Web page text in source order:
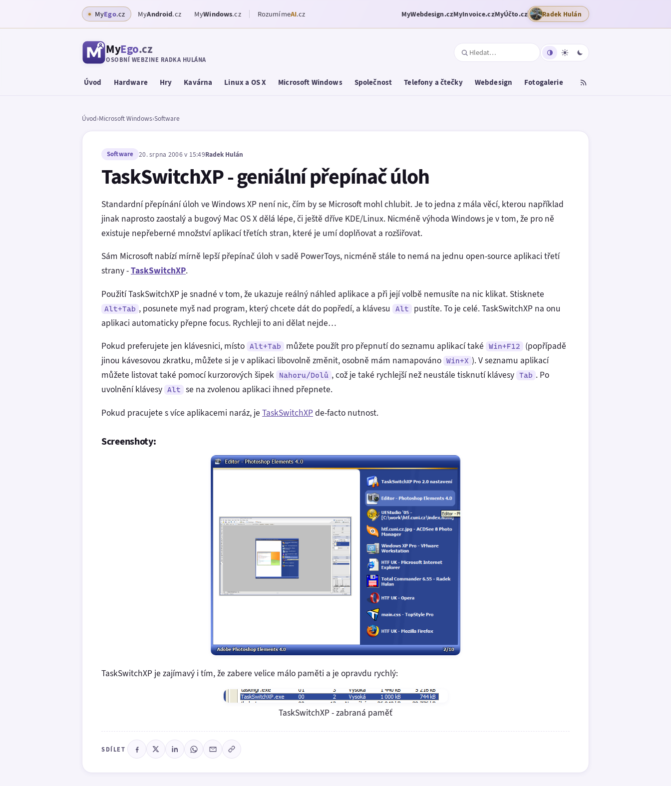
MyEgo.cz MyAndroid.cz MyWindows.cz RozumímeAI.cz MyWebdesign.czMyInvoice.czMyÚčto.cz Radek Hulán
MyEgo.cz
OSOBNÍ WEBZINE RADKA HULÁNA
Úvod Hardware Hry Kavárna Linux a OS X Microsoft Windows Společnost Telefony a čtečky Webdesign Fotogalerie
Úvod›Microsoft Windows›Software
Software 20. srpna 2006 v 15:49Radek Hulán
TaskSwitchXP - geniální přepínač úloh
Standardní přepínání úloh ve Windows XP není nic, čím by se Microsoft mohl chlubit. Je to jedna z mála věcí, kterou například
jinak naprosto zaostalý a bugový Mac OS X dělá lépe, či ještě dříve KDE/Linux. Nicméně výhoda Windows je v tom, že pro ně
existuje nepřeberné množství aplikací třetích stran, které je umí doplňovat a rozšiřovat.
Sám Microsoft nabízí mírně lepší přepínač úloh v sadě PowerToys, nicméně stále to nemá na jednu open-source aplikaci třetí
strany -TaskSwitchXP.
Použití TaskSwitchXP je snadné v tom, že ukazuje reálný náhled aplikace a při její volbě nemusíte na nic klikat. Stisknete
Alt+Tab , posunete myš nad program, který chcete dát do popředí, a klávesu Alt
pustíte. To je celé. TaskSwitchXP na onu
aplikaci automaticky přepne focus. Rychleji to ani dělat nejde…
Pokud preferujete jen klávesnici, místo Alt+Tab můžete použít pro přepnutí do seznamu aplikací také Win+F12
(popřípadě
jinou kávesovou zkratku, můžete si je v aplikaci libovolně změnit, osobně mám namapováno Win+X ). V seznamu aplikací
můžete listovat také pomocí kurzorových šipek
Nahoru/Dolů , což je také rychlejší než neustále tisknutí klávesy Tab . Po
uvolnění klávesy Alt
se na zvolenou aplikaci ihned přepnete.
Pokud pracujete s více aplikacemi naráz, je TaskSwitchXPde-facto nutnost.
Screenshoty:
TaskSwitchXP je zajímavý i tím, že zabere velice málo paměti a je opravdu rychlý:
TaskSwitchXP - zabraná paměť
SDÍLET